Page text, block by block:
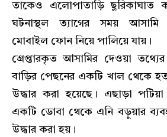
তাকেও এলোপাতাড়ি ছুরিকাঘাত
ঘটনাস্থল ত্যাগের সময় আসামি
মোবাইল ফোন নিয়ে পালিয়ে যায়।
গ্রেপ্তারকৃত আসামির দেওয়া তথ্যের
বাড়ির পেছনের একটি খাল থেকে
উদ্ধার করা হয়েছে। এছাড়া
একটি ডোবা থেকে এনি বড়ুয়ার
উদ্ধার করা হয়।